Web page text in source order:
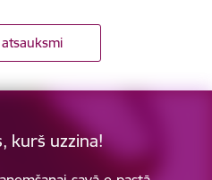
kurš uzzina!